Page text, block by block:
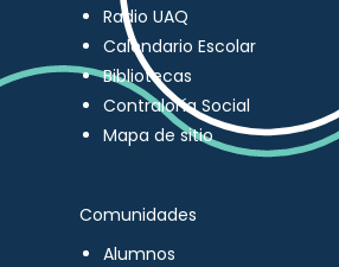
Radio UAQ
Calendario Escolar
Bibliotecas
Contraloría Social
Mapa de sitio
Comunidades
Alumnos